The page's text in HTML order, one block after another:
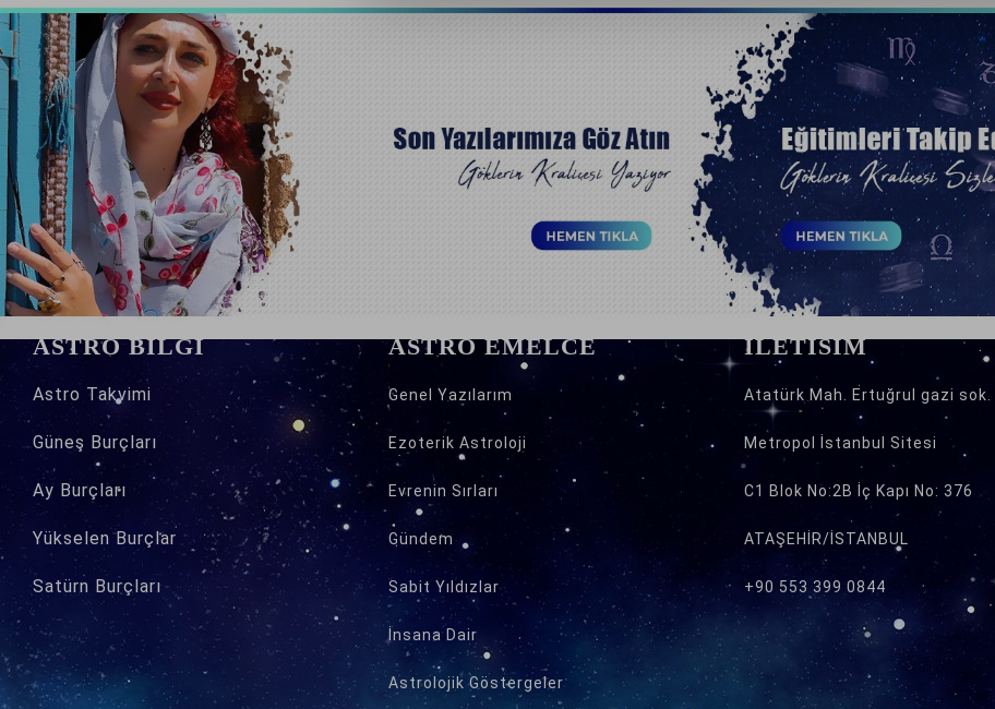
ASTRO BİLGİ
Astro Takvimi
Güneş Burçları
Ay Burçları
Yükselen Burçlar
Satürn Burçları
ASTRO EMELCE
Genel Yazılarım
Ezoterik Astroloji
Evrenin Sırları
Gündem
Sabit Yıldızlar
İnsana Dair
Astrolojik Göstergeler
İLETİŞİM
Atatürk Mah. Ertuğrul gazi sok.
Metropol İstanbul Sitesi
C1 Blok No:2B İç Kapı No: 376
ATAŞEHİR/İSTANBUL
+90 553 399 0844